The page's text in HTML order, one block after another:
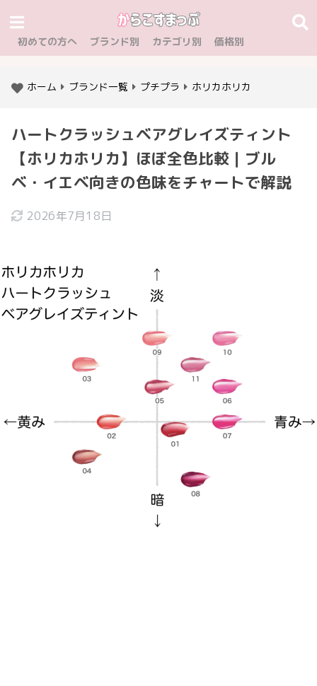
初めての方へ ブランド別 カテゴリ別 価格別
ホーム ブランド一覧 プチプラ ホリカホリカ
ハートクラッシュベアグレイズティント
【ホリカホリカ】ほぼ全色比較｜ブル
ベ・イエベ向きの色味をチャートで解説
2026年7月18日